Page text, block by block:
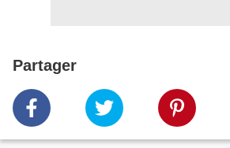
Partager